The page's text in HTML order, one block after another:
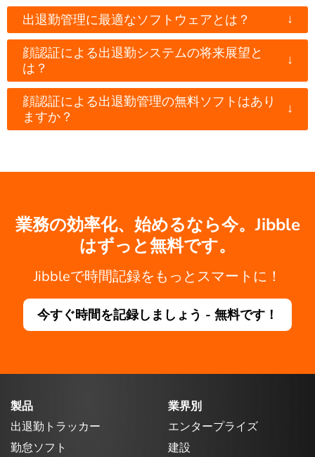
出退勤管理に最適なソフトウェアとは？ ↓
顔認証による出退勤システムの将来展望と
は？
↓
顔認証による出退勤管理の無料ソフトはあり
ますか？
↓
業務の効率化、始めるなら今。Jibble
はずっと無料です。
Jibbleで時間記録をもっとスマートに！
今すぐ時間を記録しましょう - 無料です！
製品
出退勤トラッカー
勤怠ソフト
業界別
エンタープライズ
建設